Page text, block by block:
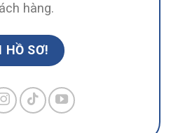
hàng.
HỒ SƠ!